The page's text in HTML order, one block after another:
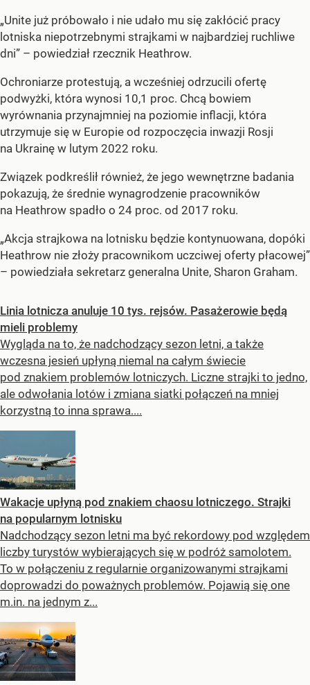
„Unite już próbowało i nie udało mu się zakłócić pracy
lotniska niepotrzebnymi strajkami w najbardziej ruchliwe
dni” – powiedział rzecznik Heathrow.
Ochroniarze protestują, a wcześniej odrzucili ofertę
podwyżki, która wynosi 10,1 proc. Chcą bowiem
wyrównania przynajmniej na poziomie inflacji, która
utrzymuje się w Europie od rozpoczęcia inwazji Rosji
na Ukrainę w lutym 2022 roku.
Związek podkreślił również, że jego wewnętrzne badania
pokazują, że średnie wynagrodzenie pracowników
na Heathrow spadło o 24 proc. od 2017 roku.
„Akcja strajkowa na lotnisku będzie kontynuowana, dopóki
Heathrow nie złoży pracownikom uczciwej oferty płacowej”
– powiedziała sekretarz generalna Unite, Sharon Graham.
Linia lotnicza anuluje 10 tys. rejsów. Pasażerowie będą
mieli problemy
Wygląda na to, że nadchodzący sezon letni, a także
wczesna jesień upłyną niemal na całym świecie
pod znakiem problemów lotniczych. Liczne strajki to jedno,
ale odwołania lotów i zmiana siatki połączeń na mniej
korzystną to inna sprawa....
Wakacje upłyną pod znakiem chaosu lotniczego. Strajki
na popularnym lotnisku
Nadchodzący sezon letni ma być rekordowy pod względem
liczby turystów wybierających się w podróż samolotem.
To w połączeniu z regularnie organizowanymi strajkami
doprowadzi do poważnych problemów. Pojawią się one
m.in. na jednym z...